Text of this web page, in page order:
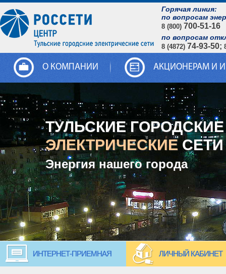
Горячая линия:
по вопросам
8 (800) 700-51-16
по вопросам
8 (4872) 74-93-50;
О КОМПАНИИ АКЦИОНЕРАМ И
ТУЛЬСКИЕ ГОРОДСКИЕ
ЭЛЕКТРИЧЕСКИЕ СЕТИ
Энергия нашего города
ИНТЕРНЕТ-ПРИЕМНАЯ ЛИЧНЫЙ КАБИНЕТ